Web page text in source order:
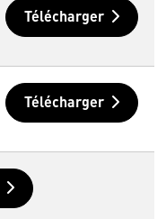
Télécharger
Télécharger